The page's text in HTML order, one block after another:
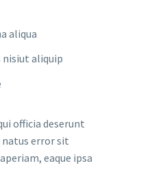
aliqua
nisiut aliquip
officia deserunt
error sit
eaque ipsa